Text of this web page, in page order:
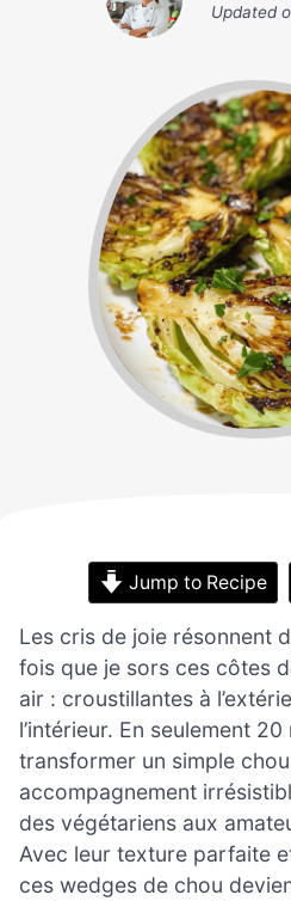
Updated
Jump to Recipe
Les cris de joie résonnent
fois que je sors ces côtes
air : croustillantes à
l’intérieur. En seulement
transformer un simple
accompagnement
des végétariens aux
Avec leur texture parfaite
ces wedges de chou